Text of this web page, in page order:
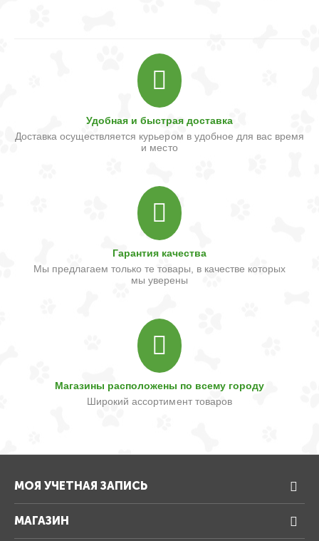
Удобная и быстрая доставка
Доставка осуществляется курьером в удобное для вас время
и место
Гарантия качества
Мы предлагаем только те товары, в качестве которых
мы уверены
Магазины расположены по всему городу
Широкий ассортимент товаров
МОЯ УЧЕТНАЯ ЗАПИСЬ
МАГАЗИН